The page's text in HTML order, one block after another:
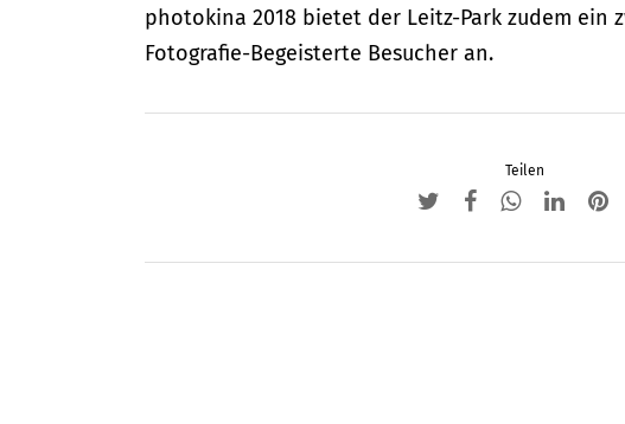
photokina 2018 bietet der Leitz-Park zudem ein
Fotografie-Begeisterte Besucher an.
Teilen